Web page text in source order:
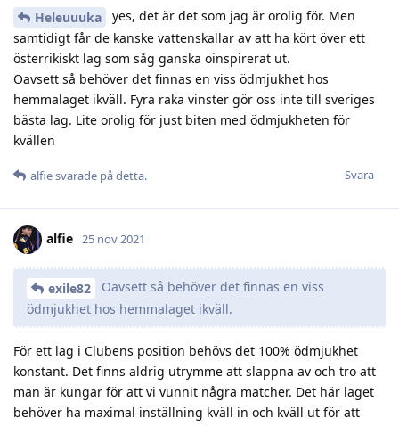
Heleuuuka
yes, det är det som jag är orolig för. Men
samtidigt får de kanske vattenskallar av att ha kört över ett
österrikiskt lag som såg ganska oinspirerat ut.
Oavsett så behöver det finnas en viss ödmjukhet hos
hemmalaget ikväll. Fyra raka vinster gör oss inte till sveriges
bästa lag. Lite orolig för just biten med ödmjukheten för
kvällen
Svara
alfiesvarade på detta.
alfie 25 nov 2021
exile82
Oavsett så behöver det finnas en viss
ödmjukhet hos hemmalaget ikväll.
För ett lag i Clubens position behövs det 100% ödmjukhet
konstant. Det finns aldrig utrymme att slappna av och tro att
man är kungar för att vi vunnit några matcher. Det här laget
behöver ha maximal inställning kväll in och kväll ut för att